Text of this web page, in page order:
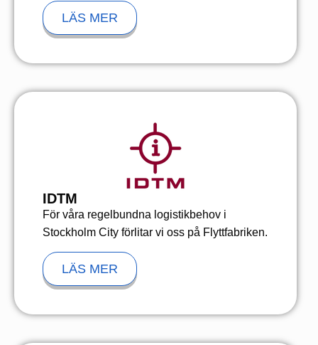
LÄS MER
IDTM
För våra regelbundna logistikbehov i
Stockholm City förlitar vi oss på Flyttfabriken.
LÄS MER